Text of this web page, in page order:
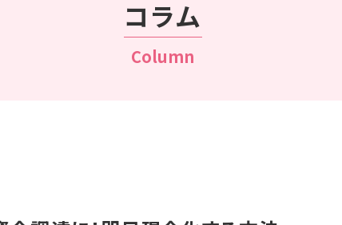
コラム
Column